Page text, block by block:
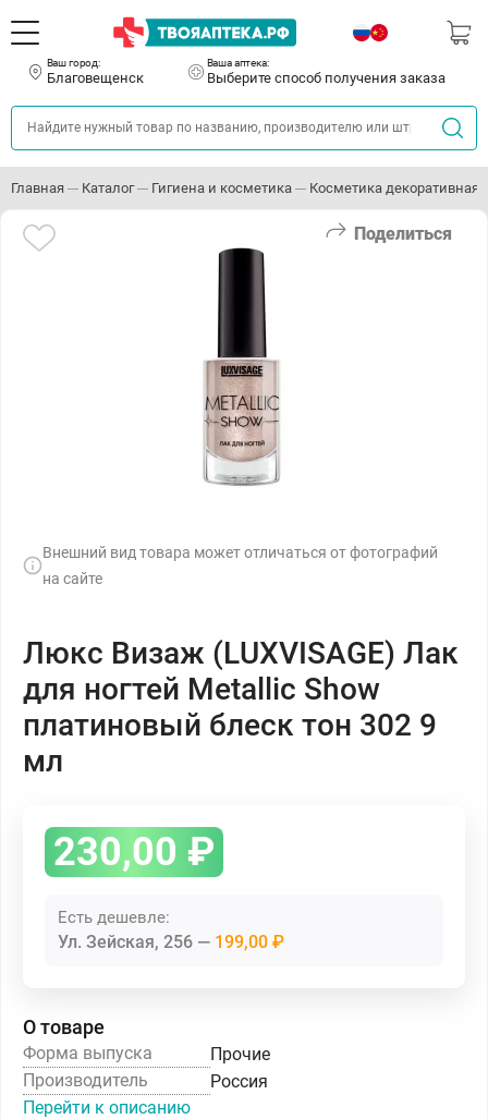
Ваш город:
Благовещенск
Ваша аптека:
Выберите способ получения заказа
Главная Каталог Гигиена и косметика Косметика декоративная
Поделиться
Внешний вид товара может отличаться от фотографий
на сайте
Люкс Визаж (LUXVISAGE) Лак
для ногтей Metallic Show
платиновый блеск тон 302 9
мл
230,00 ₽
Есть дешевле:
Ул. Зейская, 256 199,00 ₽
О товаре
Форма выпуска
Прочие
Производитель
Россия
Перейти к описанию